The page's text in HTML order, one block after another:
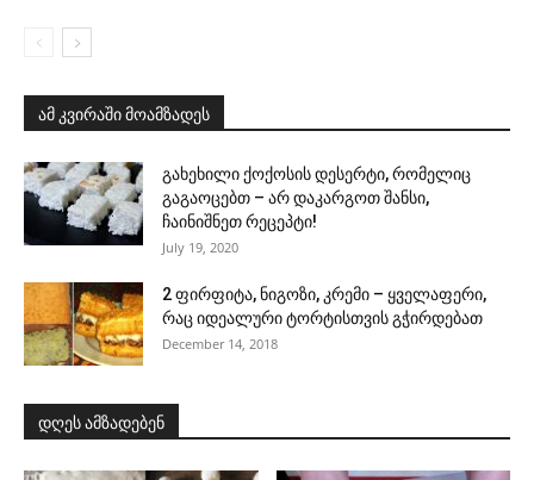
ამ კვირაში მოამზადეს
გახეხილი ქოქოსის დესერტი, რომელიც
გაგაოცებთ – არ დაკარგოთ შანსი,
ჩაინიშნეთ რეცეპტი!
July 19, 2020
2 ფირფიტა, ნიგოზი, კრემი – ყველაფერი,
რაც იდეალური ტორტისთვის გჭირდებათ
December 14, 2018
დღეს ამზადებენ